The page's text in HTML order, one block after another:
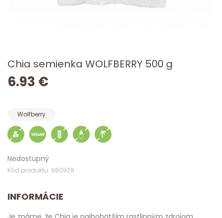
Chia semienka WOLFBERRY 500 g
6.93 €
Wolfberry
Nedostupný
Kód produktu: 980929
INFORMÁCIE